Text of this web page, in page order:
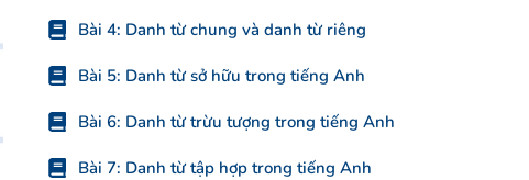
Bài 4: Danh từ chung và danh từ riêng
Bài 5: Danh từ sở hữu trong tiếng Anh
Bài 6: Danh từ trừu tượng trong tiếng Anh
Bài 7: Danh từ tập hợp trong tiếng Anh